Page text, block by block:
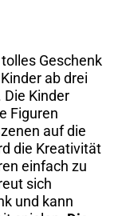
Geschenk
ab drei
Kinder
Figuren
auf die
die Kreativität
einfach zu
sich
und kann